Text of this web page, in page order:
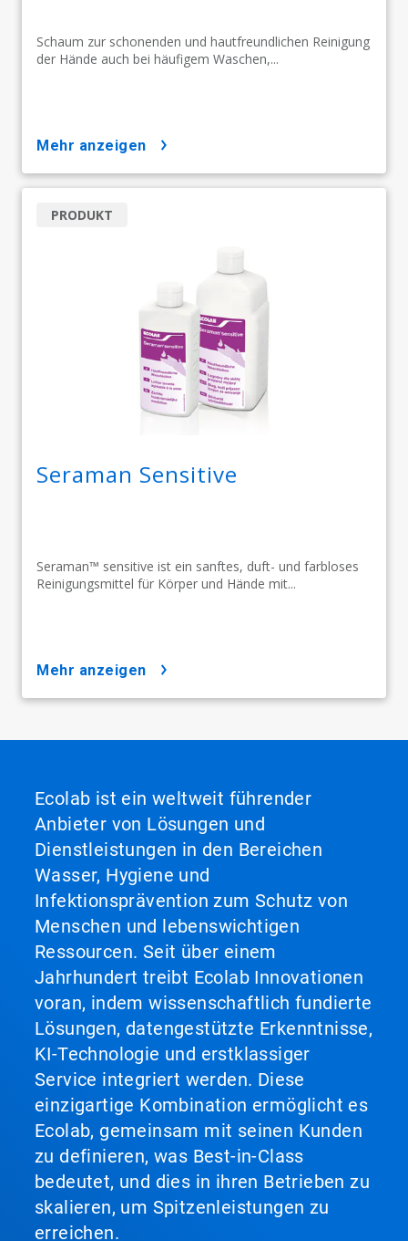
Schaum zur schonenden und hautfreundlichen Reinigung
der Hände auch bei häufigem Waschen,...
mehr anzeigen
Seraman Sensitive
Seraman™ sensitive ist ein sanftes, duft- und farbloses
Reinigungsmittel für Körper und Hände mit...
PRODUKT
mehr anzeigen
Ecolab ist ein weltweit führender
Anbieter von Lösungen und
Dienstleistungen in den Bereichen
Wasser, Hygiene und
Infektionsprävention zum Schutz von
Menschen und lebenswichtigen
Ressourcen. Seit über einem
Jahrhundert treibt Ecolab Innovationen
voran, indem wissenschaftlich fundierte
Lösungen, datengestützte Erkenntnisse,
KI-Technologie und erstklassiger
Service integriert werden. Diese
einzigartige Kombination ermöglicht es
Ecolab, gemeinsam mit seinen Kunden
zu definieren, was Best-in-Class
bedeutet, und dies in ihren Betrieben zu
skalieren, um Spitzenleistungen zu
erreichen.